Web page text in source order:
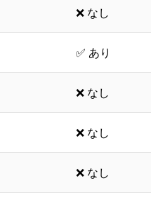
❌ なし
✅ あり
❌ なし
❌ なし
❌ なし